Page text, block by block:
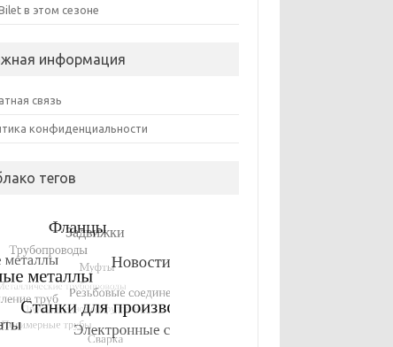
в этом сезоне
информация
связь
конфиденциальности
тегов